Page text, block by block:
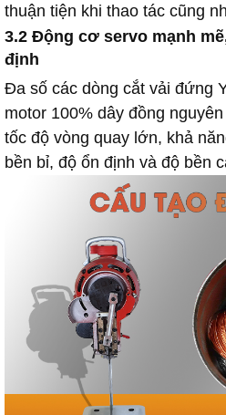
thuận tiện khi thao tác cũng
3.2 Động cơ servo mạnh
định
Đa số các dòng cắt vải đứng
motor 100% dây đồng
tốc độ vòng quay lớn, khả
bền bỉ, độ ổn định và độ bền